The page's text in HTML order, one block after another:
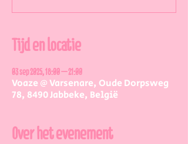
Tijd en locatie
03 sep 2025, 18:00 – 21:00
Voaze @ Varsenare, Oude Dorpsweg
78, 8490 Jabbeke, België
Over het evenement